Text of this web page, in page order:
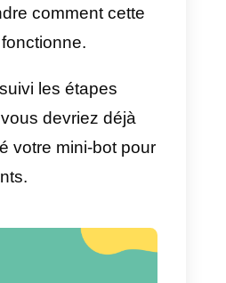
que le traitement
de messages
nombreux clients
Dans ces cas, il est